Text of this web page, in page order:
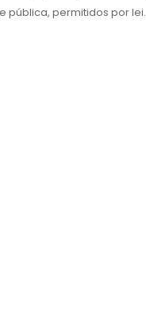
pública, permitidos por lei.